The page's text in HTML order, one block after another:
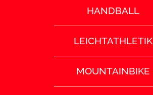
HANDBALL
LEICHTATHLETIK
MOUNTAINBIKE